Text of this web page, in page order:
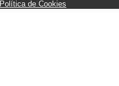
Política de Cookies